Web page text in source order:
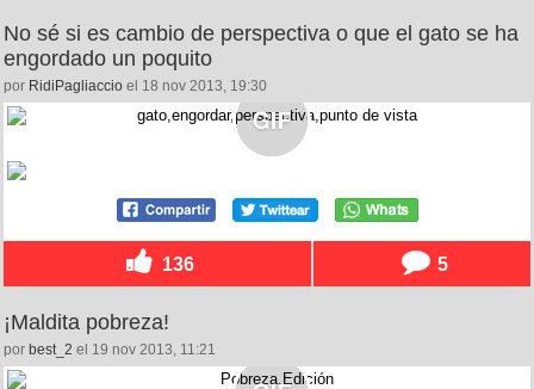
No sé si es cambio de perspectiva o que el gato se ha
engordado un poquito
por RidiPagliaccio el 18 nov 2013, 19:30
136 5
¡Maldita pobreza!
por best_2 el 19 nov 2013, 11:21